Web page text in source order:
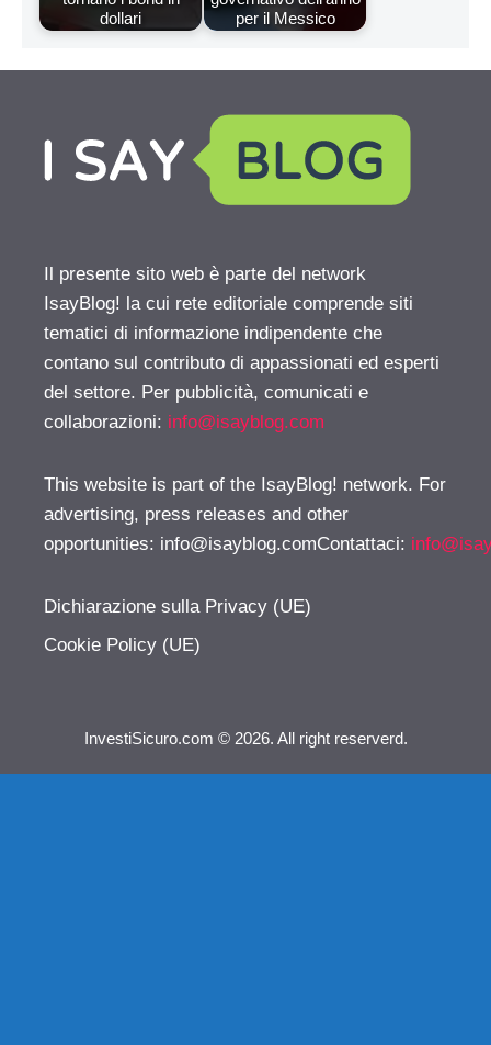
dollari
per il Messico
Il presente sito web è parte del network
IsayBlog! la cui rete editoriale comprende siti
tematici di informazione indipendente che
contano sul contributo di appassionati ed esperti
del settore. Per pubblicità, comunicati e
collaborazioni: info@isayblog.com
This website is part of the IsayBlog! network. For
advertising, press releases and other
opportunities: info@isayblog.comContattaci:
Dichiarazione sulla Privacy (UE)
Cookie Policy (UE)
InvestiSicuro.com © 2026. All right reserverd.